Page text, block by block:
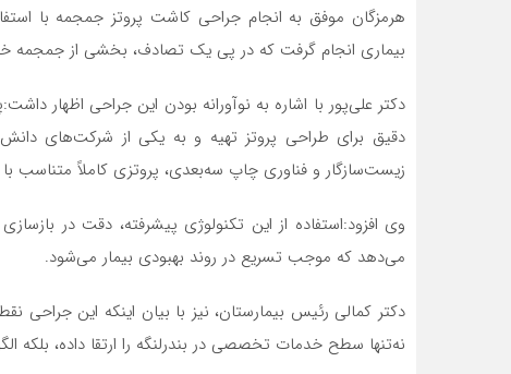
هرمزگان موفق به انجام جراحی کاشت پروتز جمجمه با
بیماری انجام گرفت که در پی یک تصادف، بخشی از جمجمه
دکتر علی‌پور با اشاره به نوآورانه بودن این جراحی اظهار
دقیق برای طراحی پروتز تهیه و به یکی از شرکت‌های
زیست‌سازگار و فناوری چاپ سه‌بعدی، پروتزی کاملاً متناسب
وی افزود:استفاده از این تکنولوژی پیشرفته، دقت در
می‌دهد که موجب تسریع در روند بهبودی بیمار می‌شود.
دکتر کمالی رئیس بیمارستان، نیز با بیان اینکه این
نه‌تنها سطح خدمات تخصصی در بندرلنگه را ارتقا داده، بلکه